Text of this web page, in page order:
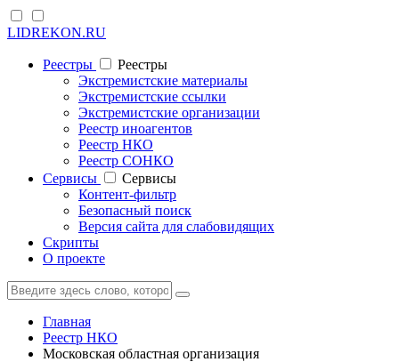
LIDREKON.RU
Реестры
Реестры
Экстремистские материалы
Экстремистские ссылки
Экстремистские организации
Реестр иноагентов
Реестр НКО
Реестр СОНКО
Cервисы
Cервисы
Контент-фильтр
Безопасный поиск
Версия сайта для слабовидящих
Скрипты
О проекте
Главная
Реестр НКО
Московская областная организация